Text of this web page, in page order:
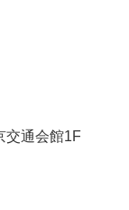
交通会館1F